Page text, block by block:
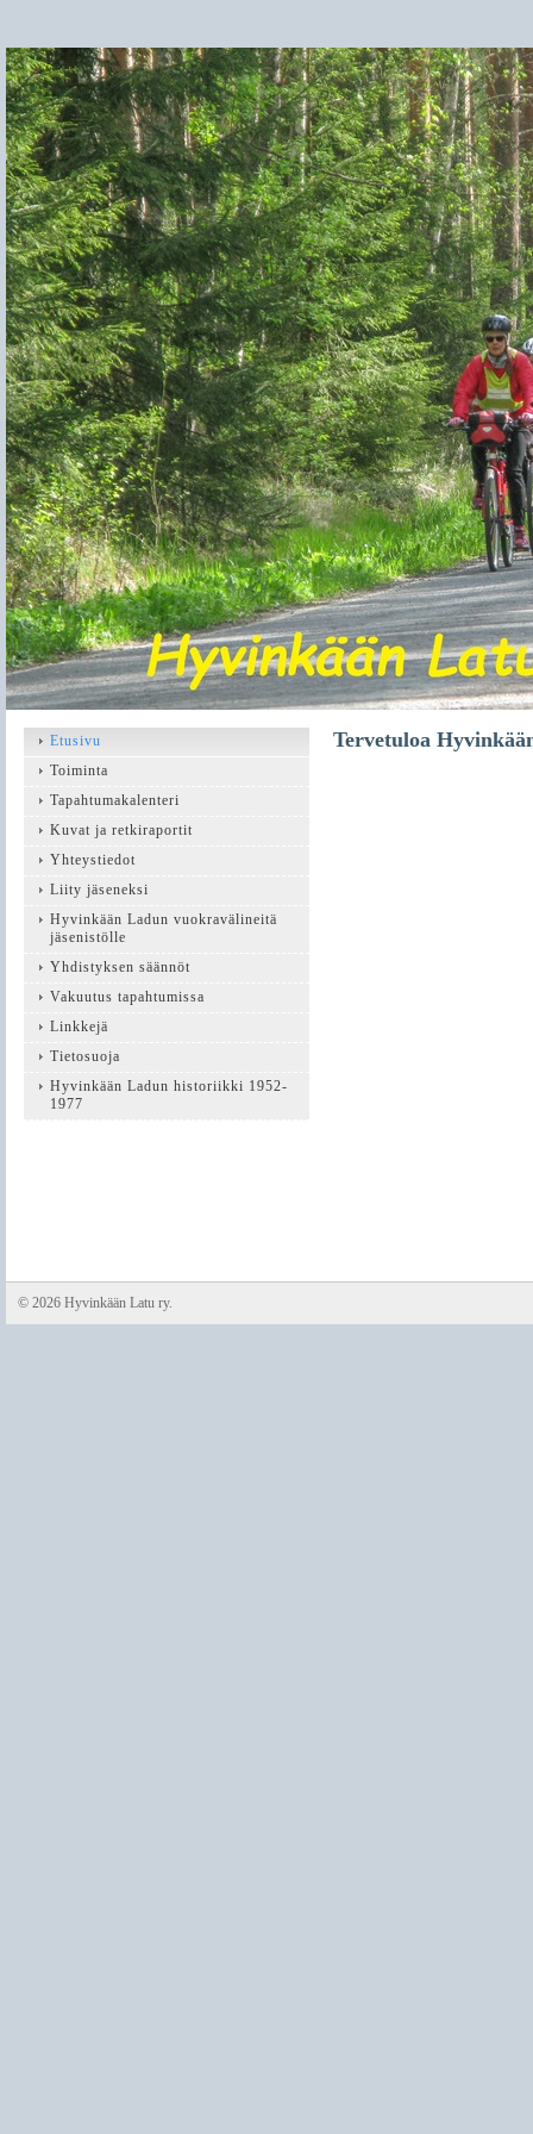
Tervetuloa
Etusivu
Toiminta
Tapahtumakalenteri
Kuvat ja retkiraportit
Yhteystiedot
Liity jäseneksi
Hyvinkään Ladun vuokravälineitä
jäsenistölle
Yhdistyksen säännöt
Vakuutus tapahtumissa
Linkkejä
Tietosuoja
Hyvinkään Ladun historiikki 1952-
1977
© 2026 Hyvinkään Latu ry.